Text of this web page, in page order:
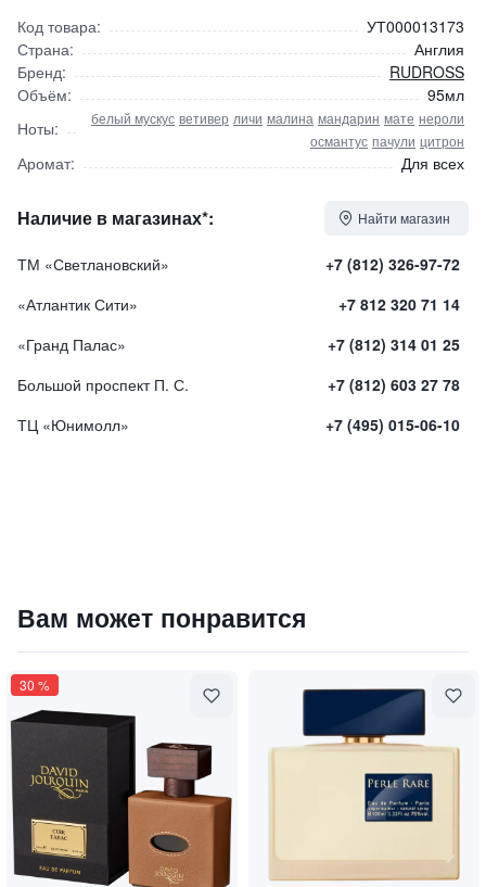
Код товара:
УТ000013173
Страна:
Англия
Бренд:
RUDROSS
Объём:
95мл
Ноты:
белый мускус ветивер личи малина мандарин мате нероли
османтус пачули цитрон
Аромат: Для всех
Наличие в магазинах*: Найти магазин
ТМ «Светлановский»
+7 (812) 326-97-72
«Атлантик Сити»
+7 812 320 71 14
«Гранд Палас»
+7 (812) 314 01 25
Большой проспект П. С.
+7 (812) 603 27 78
ТЦ «Юнимолл»
+7 (495) 015-06-10
12000₽9 840 ₽
Вам может понравится
30 %